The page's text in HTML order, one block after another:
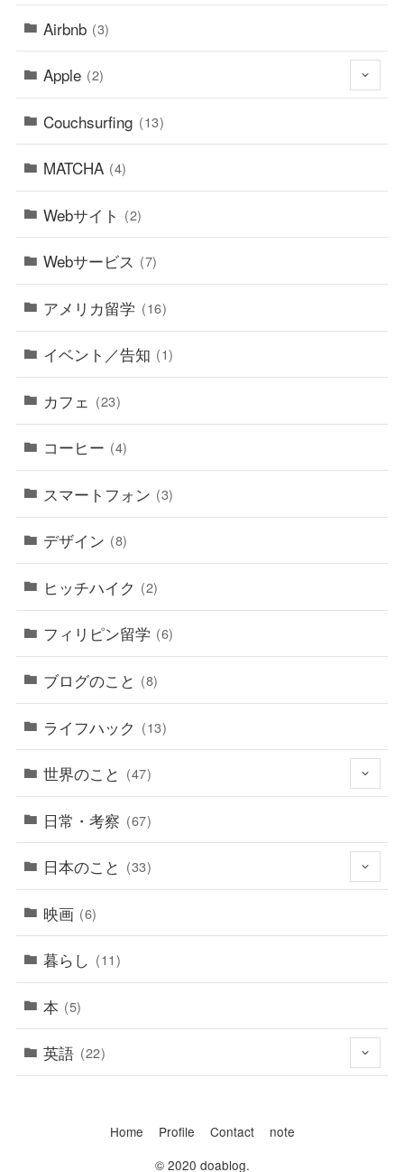
Airbnb (3)
Apple (2)
Couchsurfing (13)
MATCHA (4)
Webサイト (2)
Webサービス (7)
アメリカ留学 (16)
イベント／告知 (1)
カフェ (23)
コーヒー (4)
スマートフォン (3)
デザイン (8)
ヒッチハイク (2)
フィリピン留学 (6)
ブログのこと (8)
ライフハック (13)
世界のこと (47)
日常・考察 (67)
日本のこと (33)
映画 (6)
暮らし (11)
本 (5)
英語 (22)
Home Profile Contact
note
© 2020 doablog.